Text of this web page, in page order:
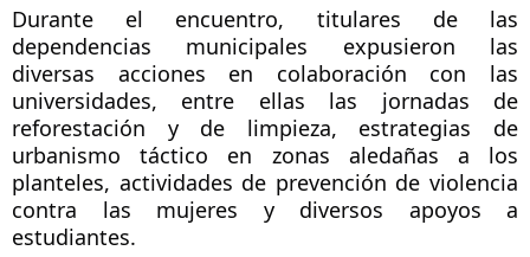
Durante el encuentro, titulares de las
dependencias municipales expusieron las
diversas acciones en colaboración con las
universidades, entre ellas las jornadas de
reforestación y de limpieza, estrategias de
urbanismo táctico en zonas aledañas a los
planteles, actividades de prevención de violencia
contra las mujeres y diversos apoyos a
estudiantes.